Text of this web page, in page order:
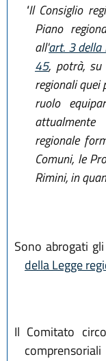
"Il Consiglio
Piano
all'art. 3 della
45, potrà, su
regionali quei
ruolo
regionale
Comuni, le
Rimini, in
Sono abrogati
della Legge
Il Comitato